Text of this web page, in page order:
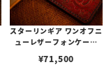
スターリンギア ワンオフニ
ューレザーフォンケース
ス レッド s000117272（i
¥71,500